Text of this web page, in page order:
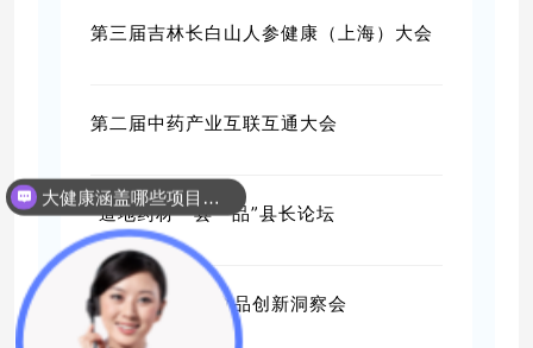
第三届吉林长白山人参健康（上海）大会
第二届中药产业互联互通大会
“道地药材一县一品”县长论坛
2026女性营养食品创新洞察会
大健康涵盖哪些项目呢？